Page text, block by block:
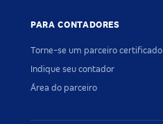
PARA CONTADORES
Torne-se um parceiro certificado
Indique seu contador
Área do parceiro